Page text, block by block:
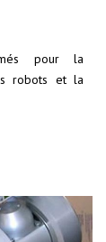
pour la
robots et la